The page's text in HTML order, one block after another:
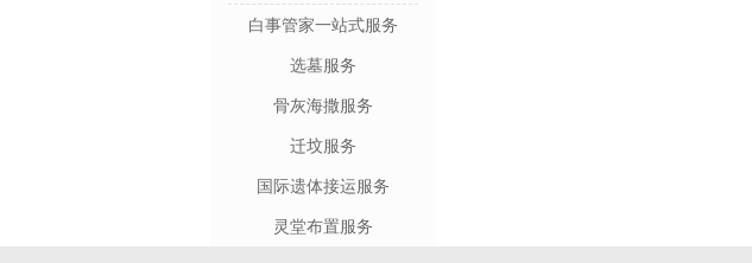
白事管家一站式服务
选墓服务
骨灰海撒服务
迁坟服务
国际遗体接运服务
灵堂布置服务